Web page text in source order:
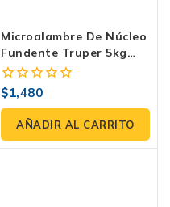
Microalambre De Núcleo
Fundente Truper 5kg
(Flux Core)
0
fuera
5
$1,480
AÑADIR AL CARRITO